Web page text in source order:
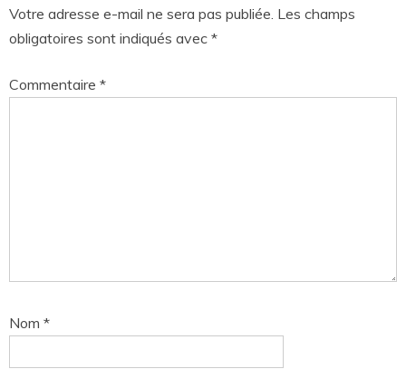
Votre adresse e-mail ne sera pas publiée. Les champs
obligatoires sont indiqués avec *
Commentaire *
Nom *